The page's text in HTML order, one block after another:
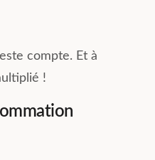
compte. Et à
!